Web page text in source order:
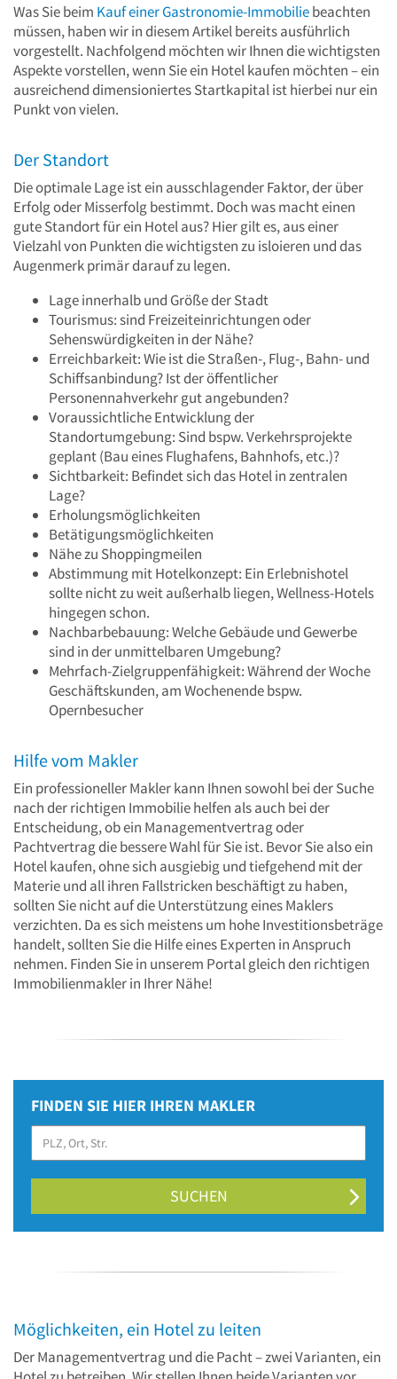
Was Sie beim Kauf einer Gastronomie-Immobiliebeachten
müssen, haben wir in diesem Artikel bereits ausführlich
vorgestellt. Nachfolgend möchten wir Ihnen die wichtigsten
Aspekte vorstellen, wenn Sie ein Hotel kaufen möchten – ein
ausreichend dimensioniertes Startkapital ist hierbei nur ein
Punkt von vielen.
Der Standort
Die optimale Lage ist ein ausschlagender Faktor, der über
Erfolg oder Misserfolg bestimmt. Doch was macht einen
gute Standort für ein Hotel aus? Hier gilt es, aus einer
Vielzahl von Punkten die wichtigsten zu isloieren und das
Augenmerk primär darauf zu legen.
Lage innerhalb und Größe der Stadt
Tourismus: sind Freizeiteinrichtungen oder
Sehenswürdigkeiten in der Nähe?
Erreichbarkeit: Wie ist die Straßen-, Flug-, Bahn- und
Schiffsanbindung? Ist der öffentlicher
Personennahverkehr gut angebunden?
Voraussichtliche Entwicklung der
Standortumgebung: Sind bspw. Verkehrsprojekte
geplant (Bau eines Flughafens, Bahnhofs, etc.)?
Sichtbarkeit: Befindet sich das Hotel in zentralen
Lage?
Erholungsmöglichkeiten
Betätigungsmöglichkeiten
Nähe zu Shoppingmeilen
Abstimmung mit Hotelkonzept: Ein Erlebnishotel
sollte nicht zu weit außerhalb liegen, Wellness-Hotels
hingegen schon.
Nachbarbebauung: Welche Gebäude und Gewerbe
sind in der unmittelbaren Umgebung?
Mehrfach-Zielgruppenfähigkeit: Während der Woche
Geschäftskunden, am Wochenende bspw.
Opernbesucher
Hilfe vom Makler
Ein professioneller Makler kann Ihnen sowohl bei der Suche
nach der richtigen Immobilie helfen als auch bei der
Entscheidung, ob ein Managementvertrag oder
Pachtvertrag die bessere Wahl für Sie ist. Bevor Sie also ein
Hotel kaufen, ohne sich ausgiebig und tiefgehend mit der
Materie und all ihren Fallstricken beschäftigt zu haben,
sollten Sie nicht auf die Unterstützung eines Maklers
verzichten. Da es sich meistens um hohe Investitionsbeträge
handelt, sollten Sie die Hilfe eines Experten in Anspruch
nehmen. Finden Sie in unserem Portal gleich den richtigen
Immobilienmakler in Ihrer Nähe!
FINDEN SIE HIER IHREN MAKLER
SUCHEN
Möglichkeiten, ein Hotel zu leiten
Der Managementvertrag und die Pacht – zwei Varianten, ein